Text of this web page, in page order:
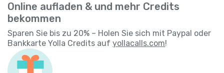
Online aufladen & und mehr Credits
bekommen
Sparen Sie bis zu 20% – Holen Sie sich mit Paypal oder
Bankkarte Yolla Credits auf yollacalls.com!